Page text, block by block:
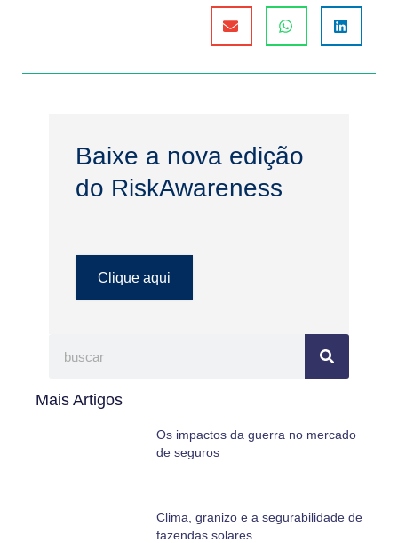
Baixe a nova edição
do RiskAwareness
Clique aqui
Mais Artigos
Os impactos da guerra no mercado
de seguros
Clima, granizo e a segurabilidade de
fazendas solares